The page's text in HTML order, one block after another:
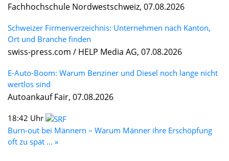
Fachhochschule Nordwestschweiz, 07.08.2026
Schweizer Firmenverzeichnis: Unternehmen nach Kanton,
Ort und Branche finden
swiss-press.com / HELP Media AG, 07.08.2026
E-Auto-Boom: Warum Benziner und Diesel noch lange nicht
wertlos sind
Autoankauf Fair, 07.08.2026
18:42 Uhr
Burn-out bei Männern – Warum Männer ihre Erschöpfung
oft zu spät ... »